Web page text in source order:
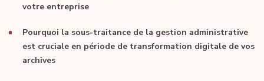
votre entreprise
Pourquoi la sous-traitance de la gestion administrative
est cruciale en période de transformation digitale de vos
archives